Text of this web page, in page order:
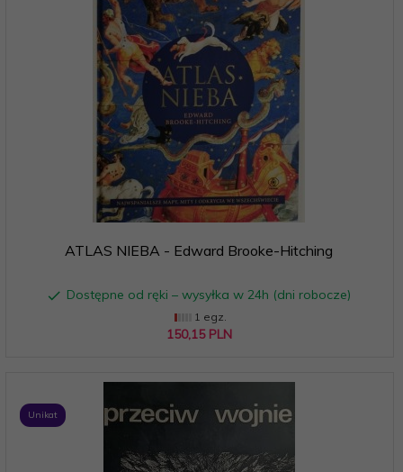
ATLAS NIEBA - Edward Brooke-Hitching
Dostępne od ręki – wysyłka w 24h (dni robocze)
1 egz.
150,15 PLN
Unikat